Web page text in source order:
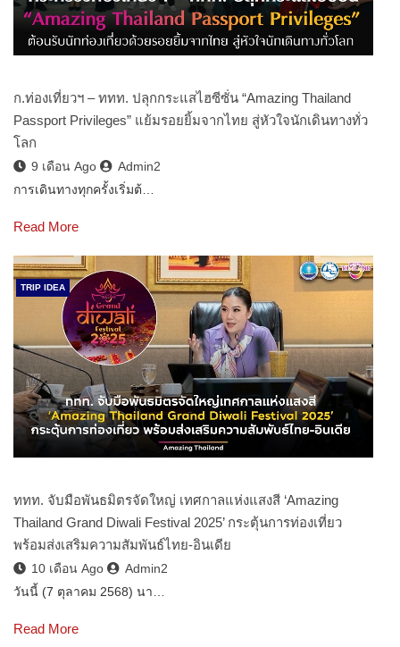
ก.ท่องเที่ยวฯ – ททท. ปลุกกระแสไฮซีซั่น “Amazing Thailand
Passport Privileges” แย้มรอยยิ้มจากไทย สู่หัวใจนักเดินทางทั่ว
โลก
9 เดือน Ago
Admin2
การเดินทางทุกครั้งเริ่มต้…
Read More
TRIP IDEA
ททท. จับมือพันธมิตรจัดใหญ่ เทศกาลแห่งแสงสี ‘Amazing
Thailand Grand Diwali Festival 2025’ กระตุ้นการท่องเที่ยว
พร้อมส่งเสริมความสัมพันธ์ไทย-อินเดีย
10 เดือน Ago
Admin2
วันนี้ (7 ตุลาคม 2568) นา…
Read More